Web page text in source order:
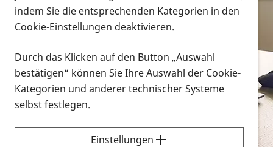
Infomaterial
Infomaterial
Vorlesen
Alle Infomaterialien in verschiedenen
Formaten an einem Ort
Sie möchten wissen, wie Sie nach Infonmaterial
suchen und dieses bestellen bzw. herunterladen
indem Sie die entsprechenden Kategorien in den
Cookie-Einstellungen deaktivieren.
Durch das Klicken auf den Button „Auswahl
bestätigen“ können Sie Ihre Auswahl der Cookie-
Kategorien und anderer technischer Systeme
selbst festlegen.
Einstellungen